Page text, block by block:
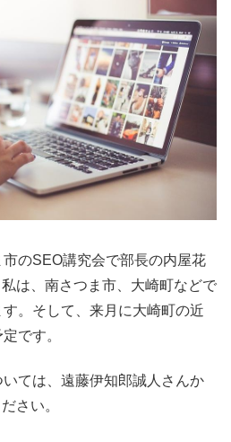
のSEO講究会で部長の内屋花
は、南さつま市、大崎町などで
。そして、来月に大崎町の近
です。
ては、遠藤伊知郎誠人さんか
さい。